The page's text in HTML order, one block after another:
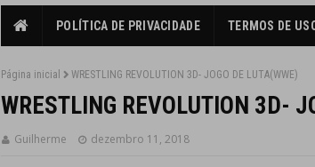
POLÍTICA DE PRIVACIDADE TERMOS DE
Página inicial WRESTLING REVOLUTION 3D- JOGO DE LUTA(WWE)
WRESTLING REVOLUTION 3D-
Guilherme dezembro 11, 2018